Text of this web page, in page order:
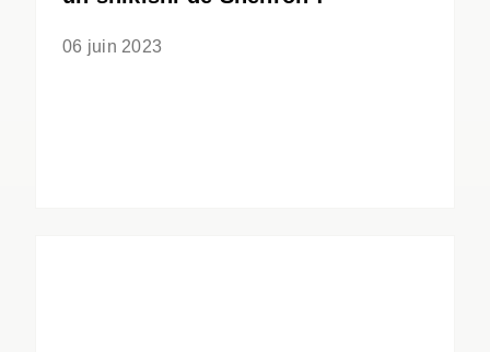
06 juin 2023